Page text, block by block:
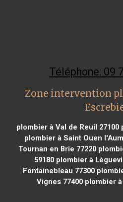
Téléphone: 09
Zone intervention
plombier à Val de Reuil 27100
plombier à Saint Ouen
Tournan en Brie 77220
59180plombier à
Fontainebleau 77300
Vignes 77400 plombier